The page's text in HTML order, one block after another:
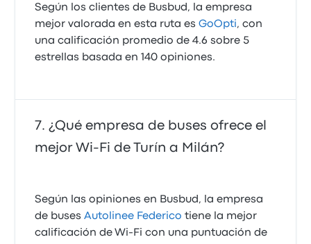
Según los clientes de Busbud, la empresa
mejor valorada en esta ruta esGoOpti, con
una calificación promedio de 4.6 sobre 5
estrellas basada en 140 opiniones.
¿Qué empresa de buses ofrece el
mejor Wi‑Fi de Turín a Milán?
Según las opiniones en Busbud, la empresa
de busesAutolinee Federico tiene la mejor
calificación de Wi‑Fi con una puntuación de